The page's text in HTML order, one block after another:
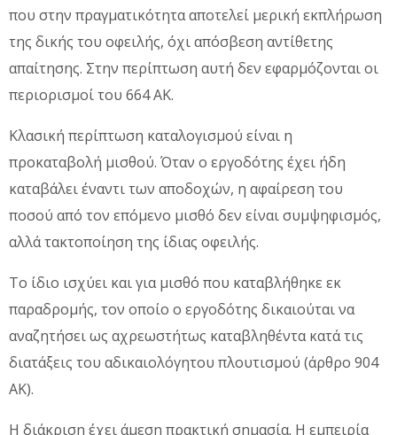
που στην πραγματικότητα αποτελεί μερική εκπλήρωση
της δικής του οφειλής, όχι απόσβεση αντίθετης
απαίτησης. Στην περίπτωση αυτή δεν εφαρμόζονται οι
περιορισμοί του 664 ΑΚ.
Κλασική περίπτωση καταλογισμού είναι η
προκαταβολή μισθού. Όταν ο εργοδότης έχει ήδη
καταβάλει έναντι των αποδοχών, η αφαίρεση του
ποσού από τον επόμενο μισθό δεν είναι συμψηφισμός,
αλλά τακτοποίηση της ίδιας οφειλής.
Το ίδιο ισχύει και για μισθό που καταβλήθηκε εκ
παραδρομής, τον οποίο ο εργοδότης δικαιούται να
αναζητήσει ως αχρεωστήτως καταβληθέντα κατά τις
διατάξεις του αδικαιολόγητου πλουτισμού (άρθρο 904
ΑΚ).
Η διάκριση έχει άμεση πρακτική σημασία. Η εμπειρία